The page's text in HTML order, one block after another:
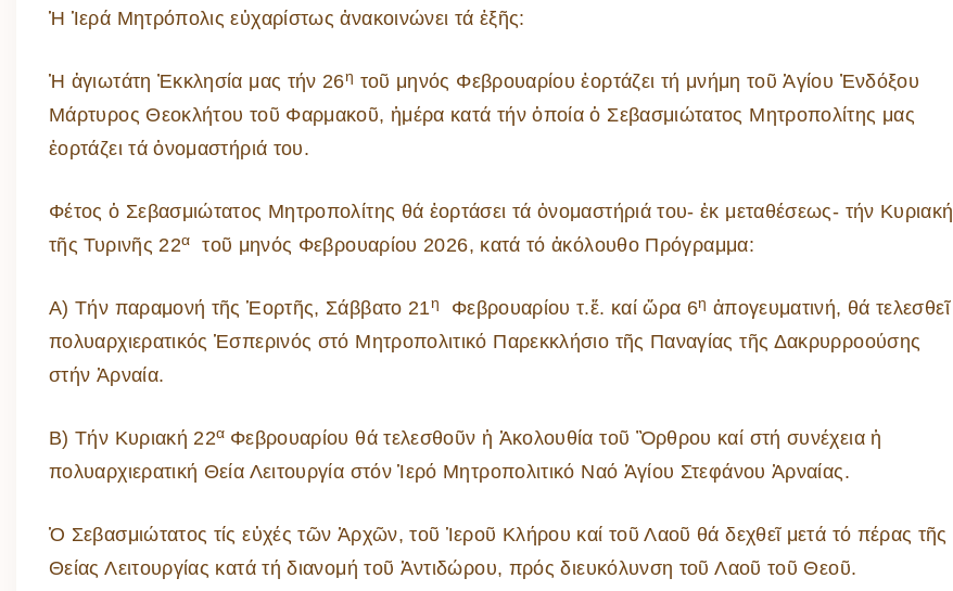
Ἡ Ἱερά Μητρόπολις εὐχαρίστως ἀνακοινώνει τά ἑξῆς:
Ἡ ἁγιωτάτη Ἐκκλησία μας τήν 26η τοῦ μηνός Φεβρουαρίου ἑορτάζει τή μνήμη τοῦ Ἁγίου Ἐνδόξου
Μάρτυρος Θεοκλήτου τοῦ Φαρμακοῦ, ἡμέρα κατά τήν ὁποία ὁ Σεβασμιώτατος Μητροπολίτης μας
ἑορτάζει τά ὀνομαστήριά του.
Φέτος ὁ Σεβασμιώτατος Μητροπολίτης θά ἑορτάσει τά ὀνομαστήριά του- ἐκ μεταθέσεως- τήν Κυριακή
τῆς Τυρινῆς 22α τοῦ μηνός Φεβρουαρίου 2026, κατά τό ἀκόλουθο Πρόγραμμα:
Α) Τήν παραμονή τῆς Ἑορτῆς, Σάββατο 21η Φεβρουαρίου τ.ἔ. καί ὥρα 6η ἀπογευματινή, θά τελεσθεῖ
πολυαρχιερατικός Ἑσπερινός στό Μητροπολιτικό Παρεκκλήσιο τῆς Παναγίας τῆς Δακρυρροούσης
στήν Ἀρναία.
Β) Τήν Κυριακή 22α Φεβρουαρίου θά τελεσθοῦν ἡ Ἀκολουθία τοῦ Ὂρθρου καί στή συνέχεια ἡ
πολυαρχιερατική Θεία Λειτουργία στόν Ἱερό Μητροπολιτικό Ναό Ἁγίου Στεφάνου Ἀρναίας.
Ὁ Σεβασμιώτατος τίς εὐχές τῶν Ἀρχῶν, τοῦ Ἱεροῦ Κλήρου καί τοῦ Λαοῦ θά δεχθεῖ μετά τό πέρας τῆς
Θείας Λειτουργίας κατά τή διανομή τοῦ Ἀντιδώρου, πρός διευκόλυνση τοῦ Λαοῦ τοῦ Θεοῦ.